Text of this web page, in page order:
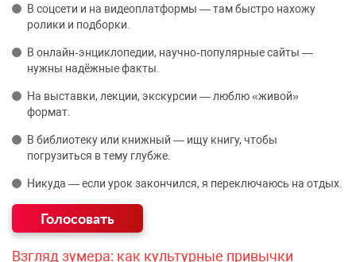
В соцсети и на видеоплатформы — там быстро нахожу
ролики и подборки.
В онлайн‑энциклопедии, научно‑популярные сайты —
нужны надёжные факты.
На выставки, лекции, экскурсии — люблю «живой»
формат.
В библиотеку или книжный — ищу книгу, чтобы
погрузиться в тему глубже.
Никуда — если урок закончился, я переключаюсь на отдых.
Взгляд зумера: как культурные привычки